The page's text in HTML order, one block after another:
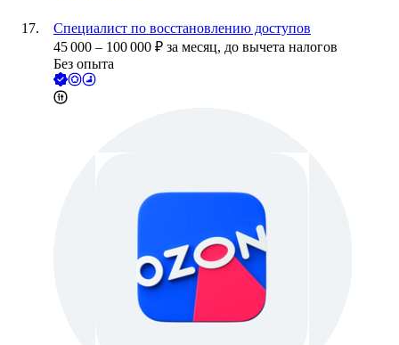
Специалист по восстановлению доступов
45 000 – 100 000 ₽ за месяц, до вычета налогов
Без опыта